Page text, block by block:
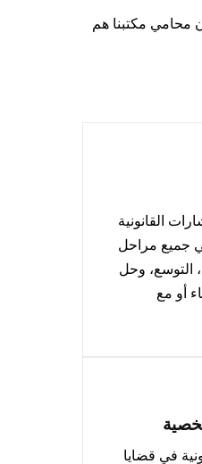
محامي مكتبنا هم
القانونية
جميع مراحل
التوسع، وحل
أو مع
في قضايا